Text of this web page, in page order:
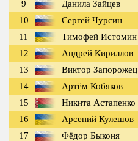
9 Данила Зайцев
10
Сергей Чурсин
11
Тимофей Истомин
12
Андрей Кириллов
13
Виктор Запорожец
14
Артём Кобяков
15
Никита Астапенко
16
Арсений Кулешов
17
Фёдор Быконя